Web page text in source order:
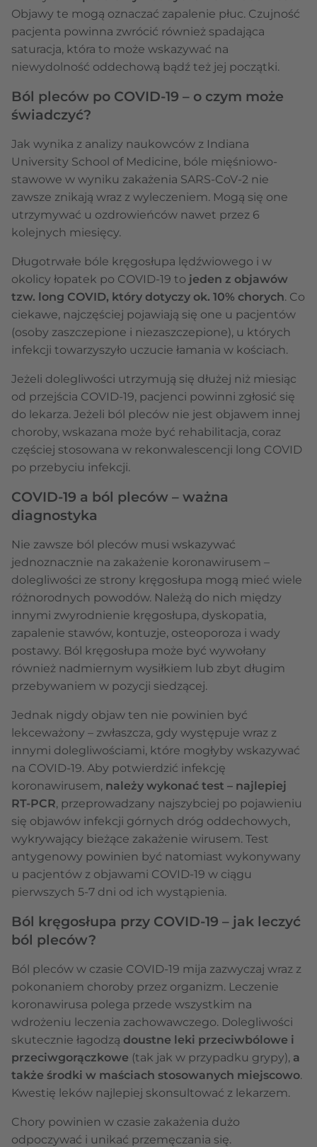
Objawy te mogą oznaczać zapalenie płuc. Czujność
pacjenta powinna zwrócić również spadająca
saturacja, która to może wskazywać na
niewydolność oddechową bądź też jej początki.
Ból pleców po COVID-19 – o czym może
świadczyć?
Jak wynika z analizy naukowców z Indiana
University School of Medicine, bóle mięśniowo-
stawowe w wyniku zakażenia SARS-CoV-2 nie
zawsze znikają wraz z wyleczeniem. Mogą się one
utrzymywać u ozdrowieńców nawet przez 6
kolejnych miesięcy.
Długotrwałe bóle kręgosłupa lędźwiowego i w
okolicy łopatek po COVID-19 to jeden z objawów
tzw. long COVID, który dotyczy ok. 10% chorych. Co
ciekawe, najczęściej pojawiają się one u pacjentów
(osoby zaszczepione i niezaszczepione), u których
infekcji towarzyszyło uczucie łamania w kościach.
Jeżeli dolegliwości utrzymują się dłużej niż miesiąc
od przejścia COVID-19, pacjenci powinni zgłosić się
do lekarza. Jeżeli ból pleców nie jest objawem innej
choroby, wskazana może być rehabilitacja, coraz
częściej stosowana w rekonwalescencji long COVID
po przebyciu infekcji.
COVID-19 a ból pleców – ważna
diagnostyka
Nie zawsze ból pleców musi wskazywać
jednoznacznie na zakażenie koronawirusem –
dolegliwości ze strony kręgosłupa mogą mieć wiele
różnorodnych powodów. Należą do nich między
innymi zwyrodnienie kręgosłupa, dyskopatia,
zapalenie stawów, kontuzje, osteoporoza i wady
postawy. Ból kręgosłupa może być wywołany
również nadmiernym wysiłkiem lub zbyt długim
przebywaniem w pozycji siedzącej.
Jednak nigdy objaw ten nie powinien być
lekceważony – zwłaszcza, gdy występuje wraz z
innymi dolegliwościami, które mogłyby wskazywać
na COVID-19. Aby potwierdzić infekcję
koronawirusem, należy wykonać test – najlepiej
RT-PCR, przeprowadzany najszybciej po pojawieniu
się objawów infekcji górnych dróg oddechowych,
wykrywający bieżące zakażenie wirusem. Test
antygenowy powinien być natomiast wykonywany
u pacjentów z objawami COVID-19 w ciągu
pierwszych 5-7 dni od ich wystąpienia.
Ból kręgosłupa przy COVID-19 – jak leczyć
ból pleców?
Ból pleców w czasie COVID-19 mija zazwyczaj wraz z
pokonaniem choroby przez organizm. Leczenie
koronawirusa polega przede wszystkim na
wdrożeniu leczenia zachowawczego. Dolegliwości
skutecznie łagodzą doustne leki przeciwbólowe i
przeciwgorączkowe (tak jak w przypadku grypy), a
także środki w maściach stosowanych miejscowo.
Kwestię leków najlepiej skonsultować z lekarzem.
Chory powinien w czasie zakażenia dużo
odpoczywać i unikać przemęczania się.